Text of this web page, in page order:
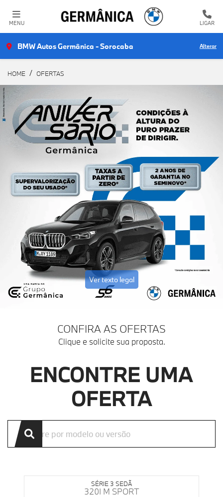
MENU LIGAR
BMW Autos Germânica - Sorocaba Alterar
HOME OFERTAS
Ver texto legal
CONFIRA AS OFERTAS
Clique e solicite sua proposta.
ENCONTRE UMA
OFERTA
SÉRIE 3 SEDÃ
320I M SPORT